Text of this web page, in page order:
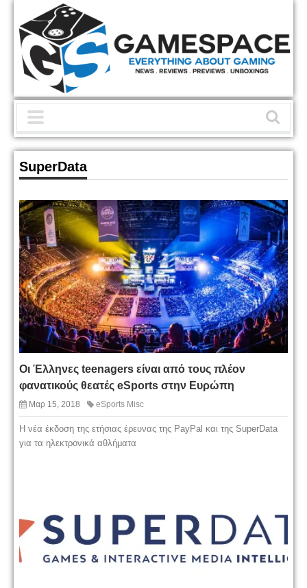
SuperData
Οι Έλληνες teenagers είναι από τους πλέον
φανατικούς θεατές eSports στην Ευρώπη
Μαρ 15, 2018 eSports Misc
Η νέα έκδοση της ετήσιας έρευνας της PayPal και της SuperData
για τα ηλεκτρονικά αθλήματα